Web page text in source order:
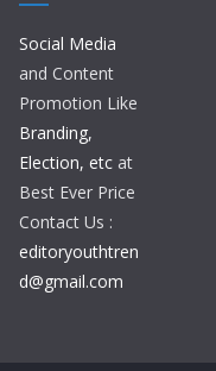
Social Media
and Content
Promotion Like
Branding,
Election, etc at
Best Ever Price
Contact Us :
editoryouthtren
d@gmail.com